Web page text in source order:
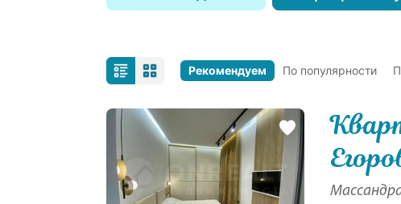
Рекомендуем По популярности